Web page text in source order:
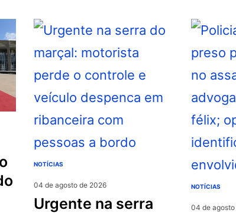
NOTÍCIAS
04 de agosto de 2026
urgente na serra
NOTÍCIAS
04 de